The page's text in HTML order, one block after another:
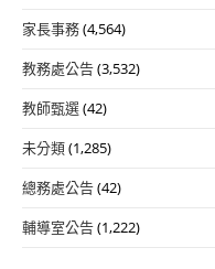
家長事務(4,564)
教務處公告(3,532)
教師甄選(42)
未分類(1,285)
總務處公告(42)
輔導室公告(1,222)